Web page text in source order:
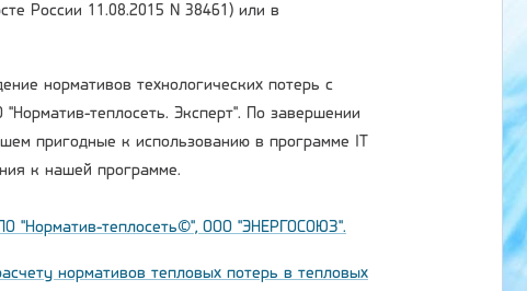
России 11.08.2015 N 38461) или в
нормативов технологических потерь с
теплосеть. Эксперт". По завершении
пригодные к использованию в программе IT
к нашей программе.
"Норматив-теплосеть©", ООО "ЭНЕРГОСОЮЗ".
нормативов тепловых потерь в тепловых